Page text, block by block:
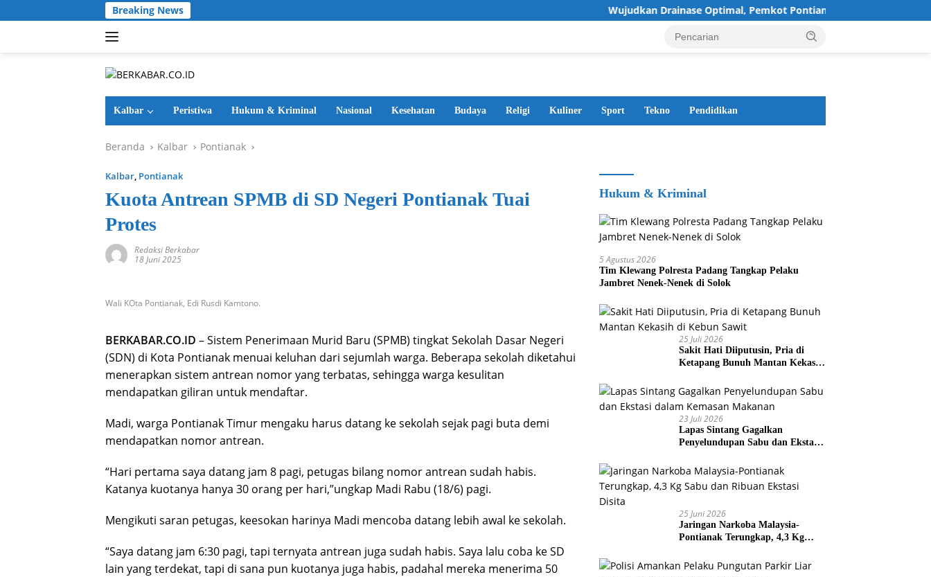
ke
Breaking News Wujudkan Drainase Optimal, Pemkot Pontianak Normalisasi Parit Tokaya
Kalbar Peristiwa Hukum & Kriminal Nasional Kesehatan Budaya Religi Kuliner Sport Tekno Pendidikan
Beranda Kalbar Pontianak
Kalbar, Pontianak
Kuota Antrean SPMB di SD Negeri Pontianak Tuai
Protes
Redaksi Berkabar
18 Juni 2025
Wali KOta Pontianak, Edi Rusdi Kamtono.
BERKABAR.CO.ID – Sistem Penerimaan Murid Baru (SPMB) tingkat Sekolah Dasar Negeri
(SDN) di Kota Pontianak menuai keluhan dari sejumlah warga. Beberapa sekolah diketahui
menerapkan sistem antrean nomor yang terbatas, sehingga warga kesulitan
mendapatkan giliran untuk mendaftar.
Madi, warga Pontianak Timur mengaku harus datang ke sekolah sejak pagi buta demi
mendapatkan nomor antrean.
“Hari pertama saya datang jam 8 pagi, petugas bilang nomor antrean sudah habis.
Katanya kuotanya hanya 30 orang per hari,”ungkap Madi Rabu (18/6) pagi.
Mengikuti saran petugas, keesokan harinya Madi mencoba datang lebih awal ke sekolah.
“Saya datang jam 6:30 pagi, tapi ternyata antrean juga sudah habis. Saya lalu coba ke SD
lain yang terdekat, tapi di sana pun kuotanya juga habis, padahal mereka menerima 50
Hukum & Kriminal
5 Agustus 2026
Tim Klewang Polresta Padang Tangkap Pelaku
Jambret Nenek-Nenek di Solok
25 Juli 2026
Sakit Hati Diiputusin, Pria di
Ketapang Bunuh Mantan Kekasih
23 Juli 2026
Lapas Sintang Gagalkan
Penyelundupan Sabu dan Ekstasi
25 Juni 2026
Jaringan Narkoba Malaysia-
Pontianak Terungkap, 4,3 Kg